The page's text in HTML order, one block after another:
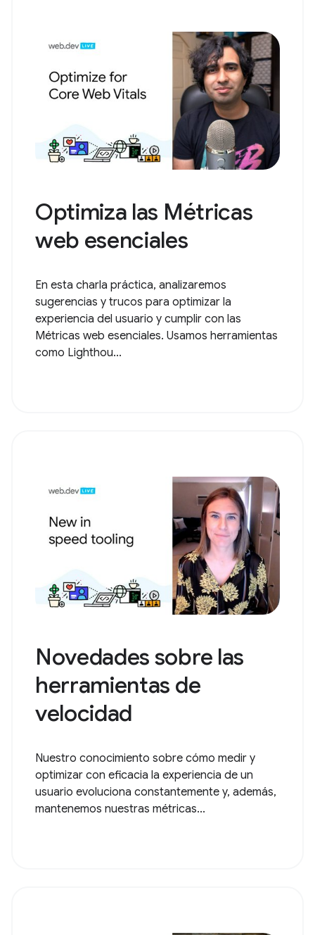
Optimiza las Métricas
web esenciales
En esta charla práctica, analizaremos
sugerencias y trucos para optimizar la
experiencia del usuario y cumplir con las
Métricas web esenciales. Usamos herramientas
como Lighthou...
Novedades sobre las
herramientas de
velocidad
Nuestro conocimiento sobre cómo medir y
optimizar con eficacia la experiencia de un
usuario evoluciona constantemente y, además,
mantenemos nuestras métricas...